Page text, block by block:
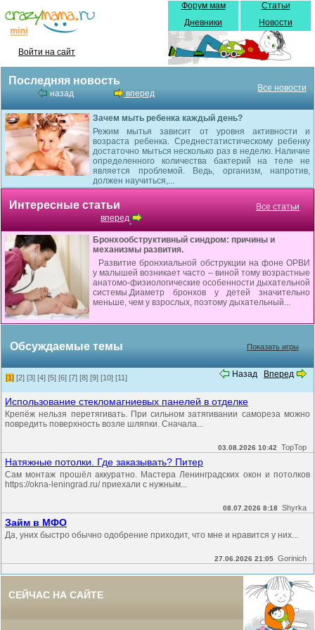
Войти на сайт
Форум мам
Дневники
Статьи
Новости
Последняя новость
назад вперед
Все новости
Зачем мыть ребенка каждый день?
Режим мытья зависит от уровня активности и
возраста ребенка. Среднестатистическому ребенку
достаточно мыться несколько раз в неделю. Наличие
определенного количества бактерий на теле не
является проблемой. Ведь, организм, напротив,
должен научиться,...
Интересные статьи
вперед
Все статьи
Бронхообструктивный синдром: причины и
механизмы развития.
Развитие бронхиальной обструкции на фоне ОРВИ
у малышей возникает часто – виной тому возрастные
анатомо-физиологические особенности дыхательной
системы.Диаметр бронхов у детей значительно
меньше, чем у взрослых, поэтому дыхательный...
Обсуждаемые темы Показать игры
Назад Вперед
[1] [2] [3] [4] [5] [6] [7] [8] [9] [10] [11]
Использование стекломагниевых панелей в отделке
Крепёж нельзя перетягивать. При сильном затягивании самореза можно
повредить поверхность возле шляпки. Сначала...
03.08.2026 10:42 TopTop
Натяжные потолки. Где заказывать? Питер
Сам монтаж прошёл аккуратно. Мастера Ленинградских окон и потолков
https://okna-leningrad.ru/ приехали с нужным...
08.07.2026 8:18 Shyrka
Займ в МФО
Да, уних быстро обычно одобрение приходит, что мне и нравится у них...
27.06.2026 21:05 Gorinich
СЕЙЧАС НА САЙТЕ